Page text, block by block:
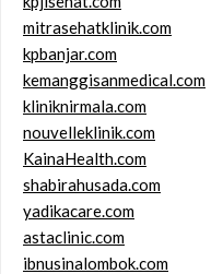
mitrasehatklinik.com
kpbanjar.com
kemanggisanmedical.com
kliniknirmala.com
nouvelleklinik.com
KainaHealth.com
shabirahusada.com
yadikacare.com
astaclinic.com
ibnusinalombok.com